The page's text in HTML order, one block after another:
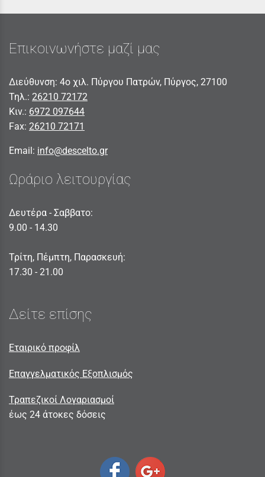
Επικοινωνήστε μαζί μας
Διεύθυνση: 4ο χιλ. Πύργου Πατρών, Πύργος, 27100
Τηλ.: 26210 72172
Κιν.: 6972 097644
Fax: 26210 72171
Email: info@descelto.gr
Ωράριο λειτουργίας
Δευτέρα - Σαββατο:
9.00 - 14.30
Τρίτη, Πέμπτη, Παρασκευή:
17.30 - 21.00
Δείτε επίσης
Εταιρικό προφίλ
Επαγγελματικός Εξοπλισμός
Τραπεζικοί Λογαριασμοί
έως 24 άτοκες δόσεις